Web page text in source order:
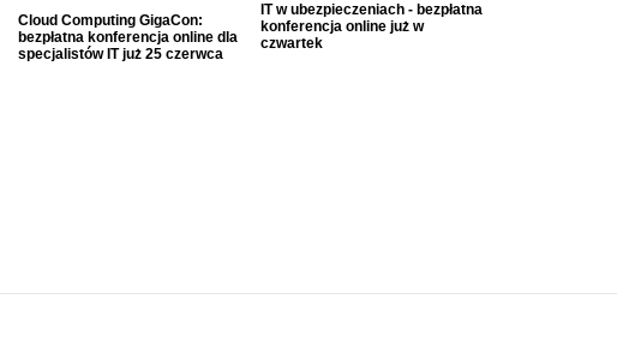
Cloud Computing GigaCon:
bezpłatna konferencja online dla
specjalistów IT już 25 czerwca
IT w ubezpieczeniach - bezpłatna
konferencja online już w
czwartek